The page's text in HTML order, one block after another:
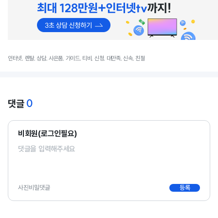
인터넷, 렌탈, 상담, 사은품, 가이드, 티비, 신청, 대만족, 신속, 친절
댓글 0
비회원(로그인필요)
사진비밀댓글 등록